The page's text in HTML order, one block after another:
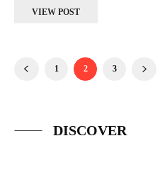
VIEW POST
1 2 3
DISCOVER